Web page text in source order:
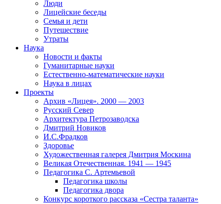
Люди
Лицейские беседы
Семья и дети
Путешествие
Утраты
Наука
Новости и факты
Гуманитарные науки
Естественно-математические науки
Наука в лицах
Проекты
Архив «Лицея». 2000 — 2003
Русский Север
Архитектура Петрозаводска
Дмитрий Новиков
И.С.Фрадков
Здоровье
Художественная галерея Дмитрия Москина
Великая Отечественная. 1941 — 1945
Педагогика С. Артемьевой
Педагогика школы
Педагогика двора
Конкурс короткого рассказа «Сестра таланта»